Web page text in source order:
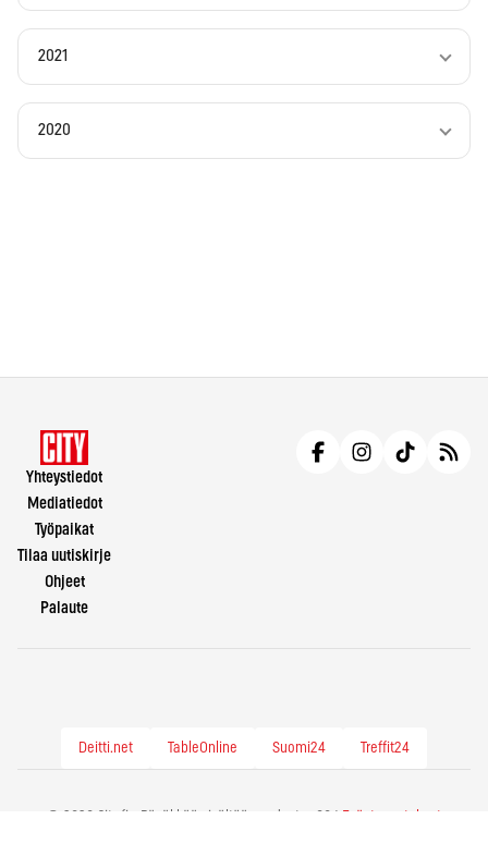
2021
2020
Yhteystiedot
Mediatiedot
Työpaikat
Tilaa uutiskirje
Ohjeet
Palaute
Deitti.net TableOnline Suomi24 Treffit24